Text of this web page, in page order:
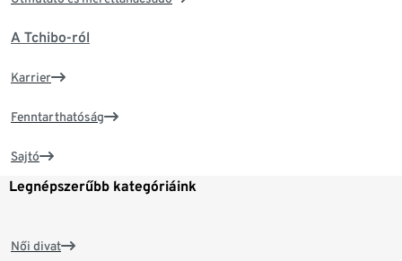
A Tchibo-ról
Karrier
Fenntarthatóság
Sajtó
Legnépszerűbb kategóriáink
Női divat